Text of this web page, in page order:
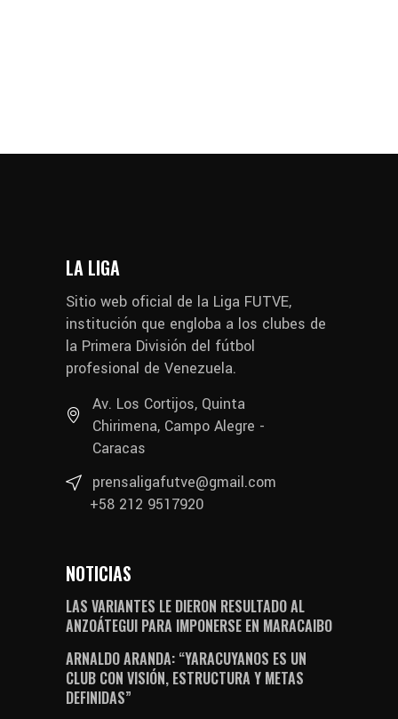
LA LIGA
Sitio web oficial de la Liga FUTVE,
institución que engloba a los clubes de
la Primera División del fútbol
profesional de Venezuela.
Av. Los Cortijos, Quinta
Chirimena, Campo Alegre -
Caracas
prensaligafutve@gmail.com
+58 212 9517920
NOTICIAS
LAS VARIANTES LE DIERON RESULTADO AL
ANZOÁTEGUI PARA IMPONERSE EN MARACAIBO
ARNALDO ARANDA: “YARACUYANOS ES UN
CLUB CON VISIÓN, ESTRUCTURA Y METAS
DEFINIDAS”